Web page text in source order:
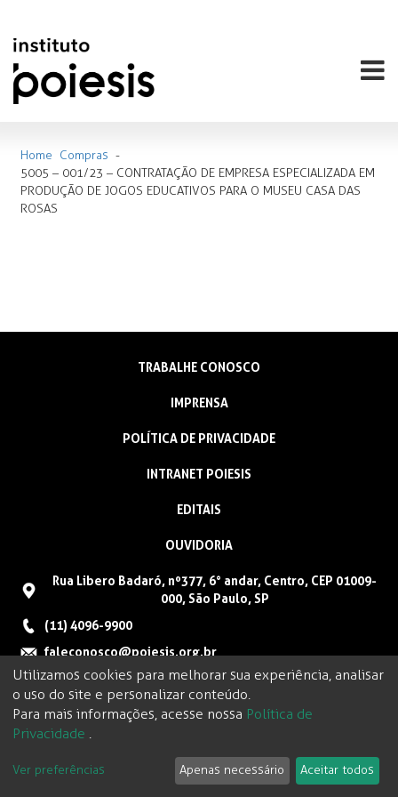
Home Compras -
5005 – 001/23 – CONTRATAÇÃO DE EMPRESA ESPECIALIZADA EM
PRODUÇÃO DE JOGOS EDUCATIVOS PARA O MUSEU CASA DAS
ROSAS
TRABALHE CONOSCO
IMPRENSA
POLÍTICA DE PRIVACIDADE
INTRANET POIESIS
EDITAIS
OUVIDORIA
Rua Libero Badaró, nº377, 6° andar, Centro, CEP 01009-
000, São Paulo, SP
(11) 4096-9900
faleconosco@poiesis.org.br
Utilizamos cookies para melhorar sua experiência, analisar
o uso do site e personalizar conteúdo.
Para mais informações, acesse nossa Política de
Privacidade .
Ver preferências Apenas necessário Aceitar todos